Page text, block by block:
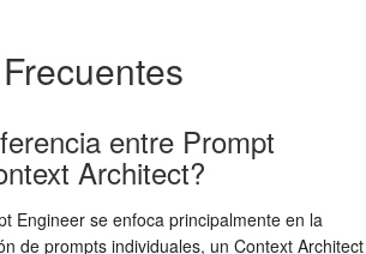
entre Prompt
Architect?
Engineer se enfoca principalmente en la
de prompts individuales, un Context Architect